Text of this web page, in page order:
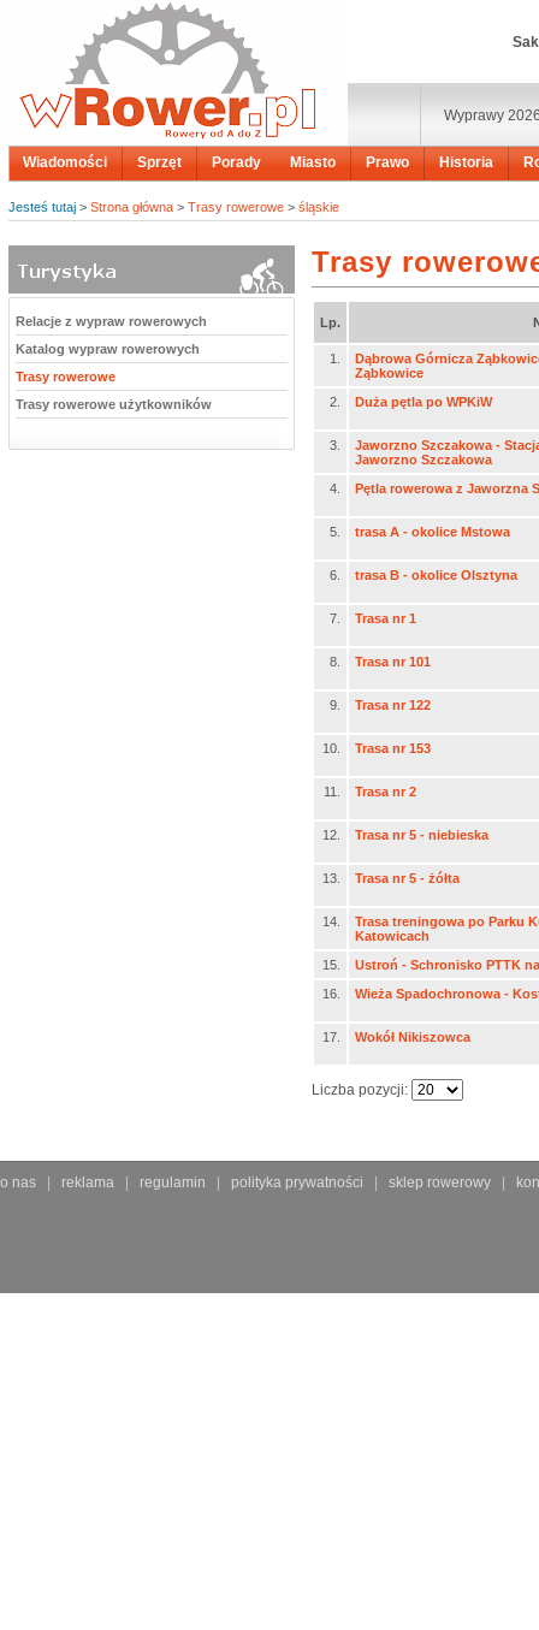
Wyprawy
Wiadomości Sprzęt Porady Miasto Prawo Historia
Jesteś tutaj > Strona główna > Trasy rowerowe > śląskie
Relacje z wypraw rowerowych
Katalog wypraw rowerowych
Trasy rowerowe
Trasy rowerowe użytkowników
Trasy
Lp.
1.
Dąbrowa Górnicza
Ząbkowice
2.
Duża pętla po WPKiW
3.
Jaworzno Szczakowa -
Jaworzno Szczakowa
4.
Pętla rowerowa z Jaworzna
5. trasa A - okolice Mstowa
6. trasa B - okolice Olsztyna
7. Trasa nr 1
8. Trasa nr 101
9. Trasa nr 122
10. Trasa nr 153
11. Trasa nr 2
12. Trasa nr 5 - niebieska
13. Trasa nr 5 - żółta
14.
Trasa treningowa po Parku
Katowicach
15.
Ustroń - Schronisko PTTK
16.
Wieża Spadochronowa -
17. Wokół Nikiszowca
Liczba pozycji:
o nas reklama regulamin polityka prywatności sklep rowerowy